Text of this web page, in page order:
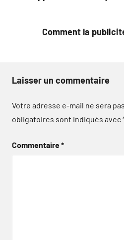
Comment la
Laisser un commentaire
Votre adresse e-mail ne sera
obligatoires sont indiqués avec
Commentaire*